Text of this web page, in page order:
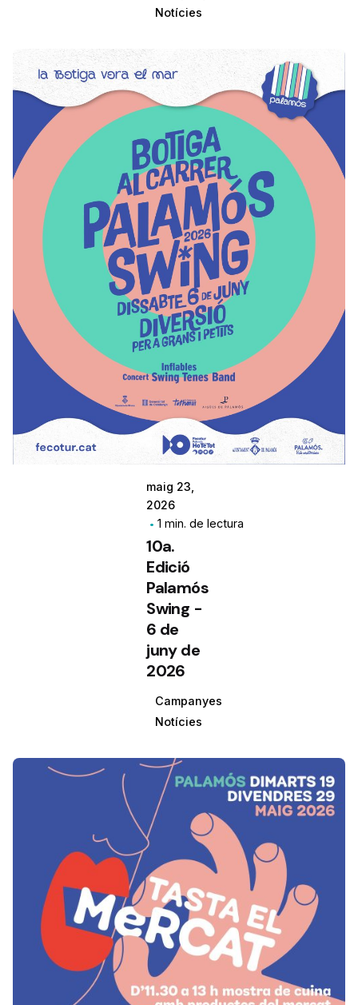
Notícies
maig 23,
2026
1 min. de lectura
10a.
Edició
Palamós
Swing -
6 de
juny de
2026
Campanyes
Notícies